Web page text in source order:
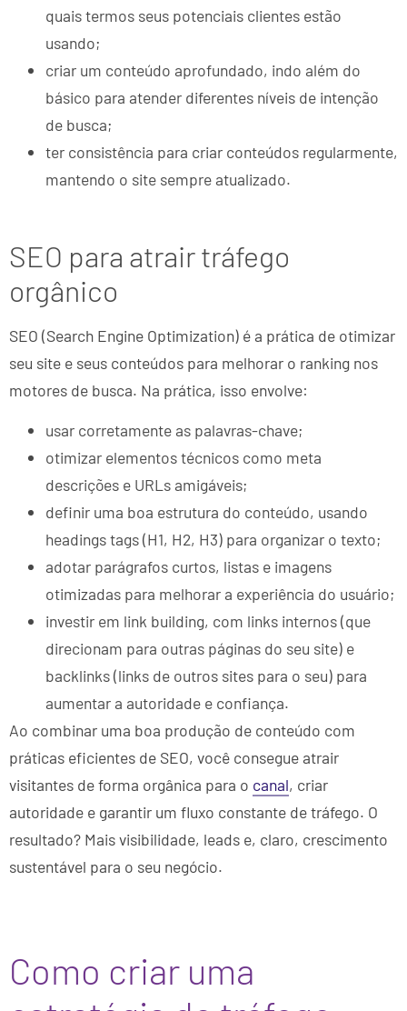
quais termos seus potenciais clientes estão
usando;
criar um conteúdo aprofundado, indo além do
básico para atender diferentes níveis de intenção
de busca;
ter consistência para criar conteúdos regularmente,
mantendo o site sempre atualizado.
SEO para atrair tráfego
orgânico
SEO (Search Engine Optimization) é a prática de otimizar
seu site e seus conteúdos para melhorar o ranking nos
motores de busca. Na prática, isso envolve:
usar corretamente as palavras-chave;
otimizar elementos técnicos como meta
descrições e URLs amigáveis;
definir uma boa estrutura do conteúdo, usando
headings tags (H1, H2, H3) para organizar o texto;
adotar parágrafos curtos, listas e imagens
otimizadas para melhorar a experiência do usuário;
investir em link building, com links internos (que
direcionam para outras páginas do seu site) e
backlinks (links de outros sites para o seu) para
aumentar a autoridade e confiança.
Ao combinar uma boa produção de conteúdo com
práticas eficientes de SEO, você consegue atrair
visitantes de forma orgânica para o canal, criar
autoridade e garantir um fluxo constante de tráfego. O
resultado? Mais visibilidade, leads e, claro, crescimento
sustentável para o seu negócio.
Como criar uma